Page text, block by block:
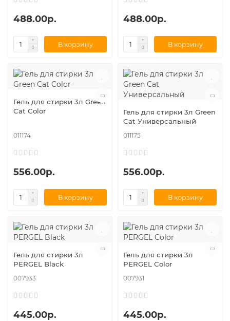
488.00р.
В корзину
488.00р.
В корзину
Гель для стирки 3л Green
Cat Color
011174
556.00р.
В корзину
Гель для стирки 3л Green
Cat Универсальный
011175
556.00р.
В корзину
Гель для стирки 3л
PERGEL Black
007933
445.00р.
Гель для стирки 3л
PERGEL Color
007931
445.00р.